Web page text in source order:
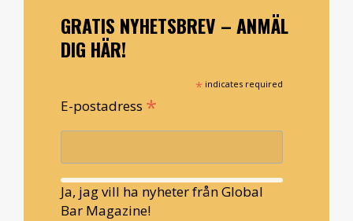
GRATIS NYHETSBREV – ANMÄL
DIG HÄR!
* indicates required
E-postadress *
Ja, jag vill ha nyheter från Global
Bar Magazine!